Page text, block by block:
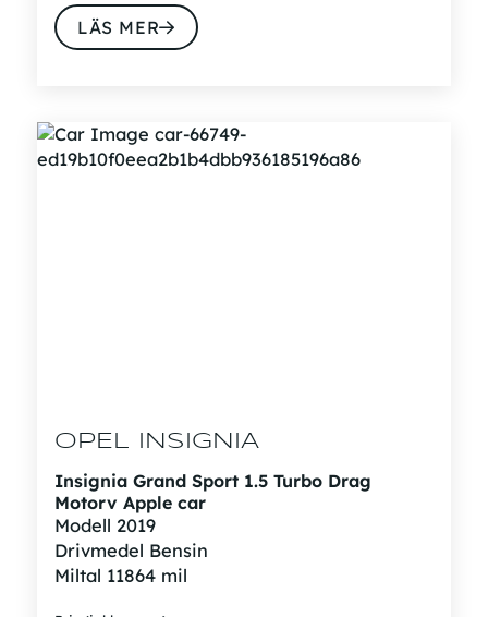
LÄS MER
OPEL INSIGNIA
Insignia Grand Sport 1.5 Turbo Drag
Motorv Apple car
Modell 2019
Drivmedel Bensin
Miltal 11864 mil